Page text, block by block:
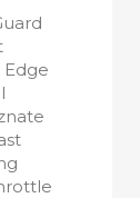
Edge